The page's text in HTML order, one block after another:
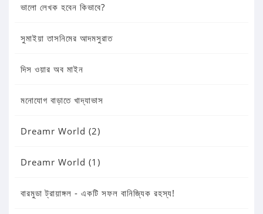
ভালো লেখক হবেন কিভাবে?
সুমাইয়া তাসনিমের আদমসুরাত
দিস ওয়ার অব মাইন
মনোযোগ বাড়াতে খাদ্যাভাস
Dreamr World (2)
Dreamr World (1)
বারমুডা ট্রায়াঙ্গল - একটি সফল বানিজ্যিক রহস্য!